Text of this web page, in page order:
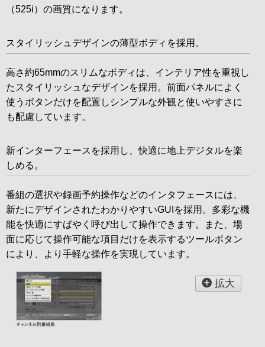
（525i）の画質になります。
スタイリッシュデザインの薄型ボディを採用。
高さ約65mmのスリムなボディは、インテリア性を重視し
たスタイリッシュなデザインを採用。前面パネルによく
使うボタンだけを配置しシンプルな外観と使いやすさに
も配慮しています。
新インターフェースを採用し、快適に地上デジタルを楽
しめる。
番組の選択や録画予約操作などのインタフェースには、
新たにデザインされたわかりやすいGUIを採用。多彩な機
能を快適にすばやく呼び出して操作できます。また、場
面に応じて操作可能な項目だけを表示するツールボタン
により、より手軽な操作を実現しています。
拡大